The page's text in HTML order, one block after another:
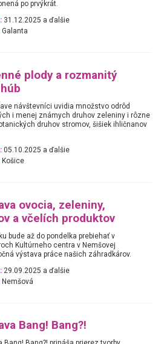
po prvýkrát.
31.12.2025 a ďalšie
Galanta
plody a rozmanitý
návštevníci uvidia množstvo odrôd
i menej známych druhov zeleniny i rôzne
druhov stromov, šišiek ihličnanov
05.10.2025 a ďalšie
Košice
ovocia, zeleniny,
a včelích produktov
bude až do pondelka prebiehať v
Kultúrneho centra v Nemšovej
výstava práce našich záhradkárov.
29.09.2025 a ďalšie
Nemšová
Bang! Bang?!